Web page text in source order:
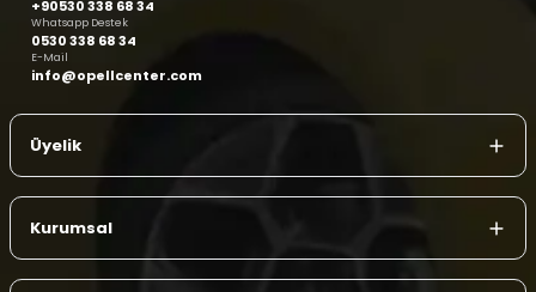
+90530 338 68 34
Whatsapp Destek
0530 338 68 34
E-Mail
info@opellcenter.com
Üyelik
Kurumsal